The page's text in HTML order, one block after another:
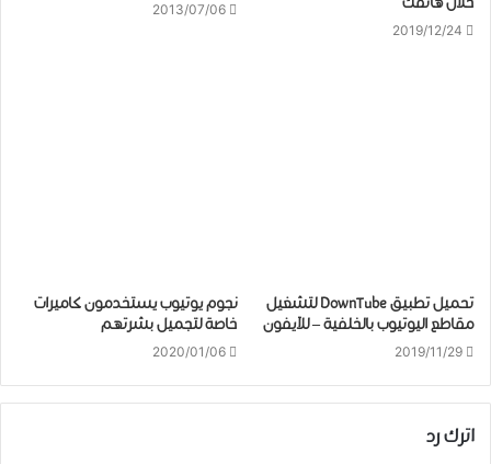
2019/12/24
2013/07/06
تحميل تطبيق DownTube لتشغيل
مقاطع اليوتيوب بالخلفية – للآيفون
2019/11/29
ﻧﺠﻮﻡ ﻳﻮﺗﻴﻮﺏ يستخدمون كاميرات
ﺧﺎﺻﺔ ﻟﺘﺠﻤﻴﻞ ﺑﺸﺮﺗﻬﻢ
2020/01/06
اترك رد